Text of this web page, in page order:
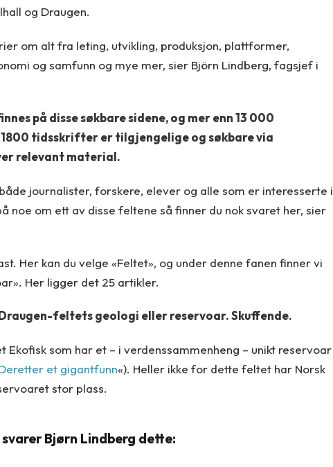
og Draugen.
om alt fra leting, utvikling, produksjon, plattformer,
og samfunn og mye mer, sier Björn Lindberg, fagsjef i
på disse søkbare sidene, og mer enn 13 000
tidsskrifter er tilgjengelige og søkbare via
relevant material.
journalister, forskere, elever og alle som er interesserte i
noe om ett av disse feltene så finner du nok svaret her, sier
Her kan du velge «Feltet», og under denne fanen finner vi
Her ligger det 25 artikler.
Draugen-feltets geologi eller reservoar. Skuffende.
Ekofisk som har et – i verdenssammenheng – unikt reservoar
et gigantfunn«). Heller ikke for dette feltet har Norsk
stor plass.
Bjørn Lindberg dette: